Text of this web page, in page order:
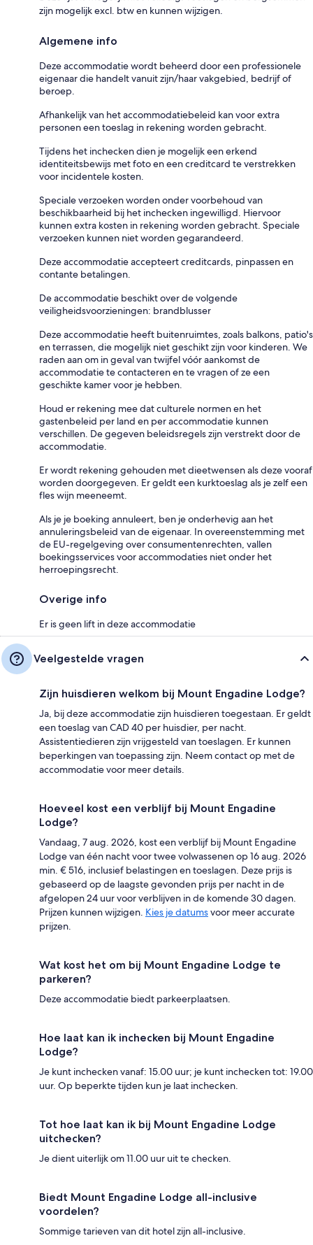
zijn mogelijk excl. btw en kunnen wijzigen.
Algemene info
Deze accommodatie wordt beheerd door een professionele
eigenaar die handelt vanuit zijn/haar vakgebied, bedrijf of
beroep.
Afhankelijk van het accommodatiebeleid kan voor extra
personen een toeslag in rekening worden gebracht.
Tijdens het inchecken dien je mogelijk een erkend
identiteitsbewijs met foto en een creditcard te verstrekken
voor incidentele kosten.
Speciale verzoeken worden onder voorbehoud van
beschikbaarheid bij het inchecken ingewilligd. Hiervoor
kunnen extra kosten in rekening worden gebracht. Speciale
verzoeken kunnen niet worden gegarandeerd.
Deze accommodatie accepteert creditcards, pinpassen en
contante betalingen.
De accommodatie beschikt over de volgende
veiligheidsvoorzieningen: brandblusser
Deze accommodatie heeft buitenruimtes, zoals balkons, patio's
en terrassen, die mogelijk niet geschikt zijn voor kinderen. We
raden aan om in geval van twijfel vóór aankomst de
accommodatie te contacteren en te vragen of ze een
geschikte kamer voor je hebben.
Houd er rekening mee dat culturele normen en het
gastenbeleid per land en per accommodatie kunnen
verschillen. De gegeven beleidsregels zijn verstrekt door de
accommodatie.
Er wordt rekening gehouden met dieetwensen als deze vooraf
worden doorgegeven. Er geldt een kurktoeslag als je zelf een
fles wijn meeneemt.
Als je je boeking annuleert, ben je onderhevig aan het
annuleringsbeleid van de eigenaar. In overeenstemming met
de EU-regelgeving over consumentenrechten, vallen
boekingsservices voor accommodaties niet onder het
herroepingsrecht.
Overige info
Er is geen lift in deze accommodatie
Veelgestelde vragen
Zijn huisdieren welkom bij Mount Engadine Lodge?
Ja, bij deze accommodatie zijn huisdieren toegestaan. Er geldt
een toeslag van CAD 40 per huisdier, per nacht.
Assistentiedieren zijn vrijgesteld van toeslagen. Er kunnen
beperkingen van toepassing zijn. Neem contact op met de
accommodatie voor meer details.
Hoeveel kost een verblijf bij Mount Engadine
Lodge?
Vandaag, 7 aug. 2026, kost een verblijf bij Mount Engadine
Lodge van één nacht voor twee volwassenen op 16 aug. 2026
min. € 516, inclusief belastingen en toeslagen. Deze prijs is
gebaseerd op de laagste gevonden prijs per nacht in de
afgelopen 24 uur voor verblijven in de komende 30 dagen.
Prijzen kunnen wijzigen. Kies je datumsvoor meer accurate
prijzen.
Wat kost het om bij Mount Engadine Lodge te
parkeren?
Deze accommodatie biedt parkeerplaatsen.
Hoe laat kan ik inchecken bij Mount Engadine
Lodge?
Je kunt inchecken vanaf: 15.00 uur; je kunt inchecken tot: 19.00
uur. Op beperkte tijden kun je laat inchecken.
Tot hoe laat kan ik bij Mount Engadine Lodge
uitchecken?
Je dient uiterlijk om 11.00 uur uit te checken.
Biedt Mount Engadine Lodge all-inclusive
voordelen?
Sommige tarieven van dit hotel zijn all-inclusive.